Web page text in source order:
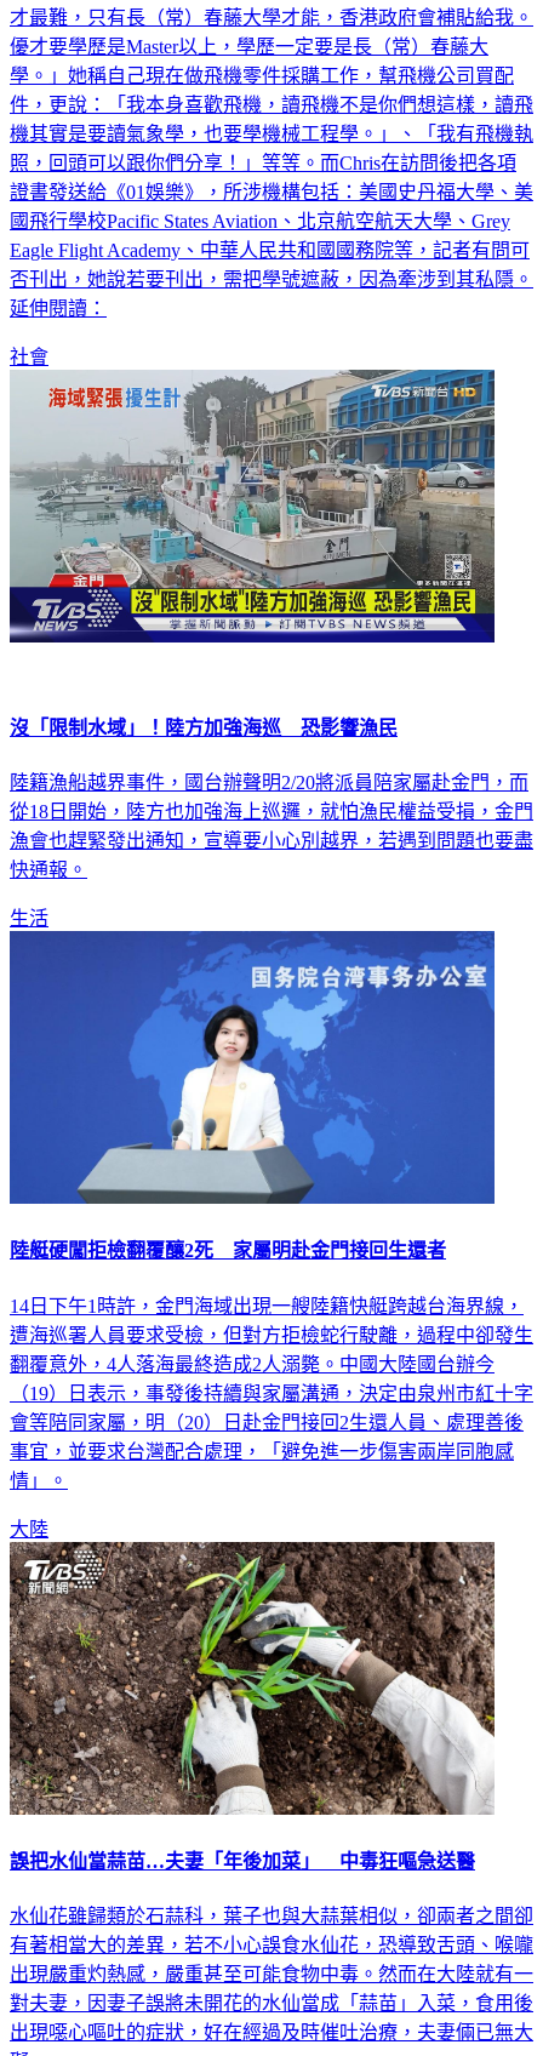
才最難，只有長（常）春藤大學才能，香港政府會補貼給我。
優才要學歷是Master以上，學歷一定要是長（常）春藤大
學。」她稱自己現在做飛機零件採購工作，幫飛機公司買配
件，更說：「我本身喜歡飛機，讀飛機不是你們想這樣，讀飛
機其實是要讀氣象學，也要學機械工程學。」、「我有飛機執
照，回頭可以跟你們分享！」等等。而Chris在訪問後把各項
證書發送給《01娛樂》，所涉機構包括：美國史丹福大學、美
國飛行學校Pacific States Aviation、北京航空航天大學、Grey
Eagle Flight Academy、中華人民共和國國務院等，記者有問可
否刊出，她說若要刊出，需把學號遮蔽，因為牽涉到其私隱。
延伸閱讀：
社會
沒「限制水域」！陸方加強海巡 恐影響漁民
陸籍漁船越界事件，國台辦聲明2/20將派員陪家屬赴金門，而
從18日開始，陸方也加強海上巡邏，就怕漁民權益受損，金門
漁會也趕緊發出通知，宣導要小心別越界，若遇到問題也要盡
快通報。
生活
陸艇硬闖拒檢翻覆釀2死 家屬明赴金門接回生還者
14日下午1時許，金門海域出現一艘陸籍快艇跨越台海界線，
遭海巡署人員要求受檢，但對方拒檢蛇行駛離，過程中卻發生
翻覆意外，4人落海最終造成2人溺斃。中國大陸國台辦今
（19）日表示，事發後持續與家屬溝通，決定由泉州市紅十字
會等陪同家屬，明（20）日赴金門接回2生還人員、處理善後
事宜，並要求台灣配合處理，「避免進一步傷害兩岸同胞感
情」。
大陸
誤把水仙當蒜苗…夫妻「年後加菜」 中毒狂嘔急送醫
水仙花雖歸類於石蒜科，葉子也與大蒜葉相似，卻兩者之間卻
有著相當大的差異，若不小心誤食水仙花，恐導致舌頭、喉嚨
出現嚴重灼熱感，嚴重甚至可能食物中毒。然而在大陸就有一
對夫妻，因妻子誤將未開花的水仙當成「蒜苗」入菜，食用後
出現噁心嘔吐的症狀，好在經過及時催吐治療，夫妻倆已無大